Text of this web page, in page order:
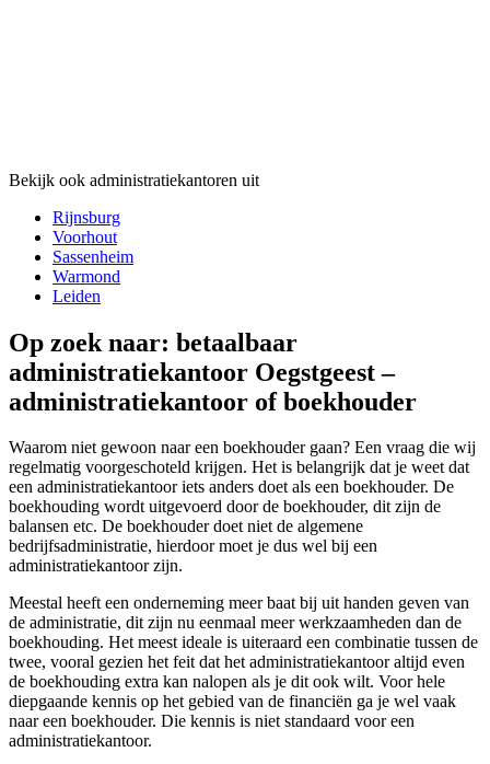
Bekijk ook administratiekantoren uit
Rijnsburg
Voorhout
Sassenheim
Warmond
Leiden
Op zoek naar: betaalbaar
administratiekantoor Oegstgeest –
administratiekantoor of boekhouder
Waarom niet gewoon naar een boekhouder gaan? Een vraag die wij
regelmatig voorgeschoteld krijgen. Het is belangrijk dat je weet dat
een administratiekantoor iets anders doet als een boekhouder. De
boekhouding wordt uitgevoerd door de boekhouder, dit zijn de
balansen etc. De boekhouder doet niet de algemene
bedrijfsadministratie, hierdoor moet je dus wel bij een
administratiekantoor zijn.
Meestal heeft een onderneming meer baat bij uit handen geven van
de administratie, dit zijn nu eenmaal meer werkzaamheden dan de
boekhouding. Het meest ideale is uiteraard een combinatie tussen de
twee, vooral gezien het feit dat het administratiekantoor altijd even
de boekhouding extra kan nalopen als je dit ook wilt. Voor hele
diepgaande kennis op het gebied van de financiën ga je wel vaak
naar een boekhouder. Die kennis is niet standaard voor een
administratiekantoor.